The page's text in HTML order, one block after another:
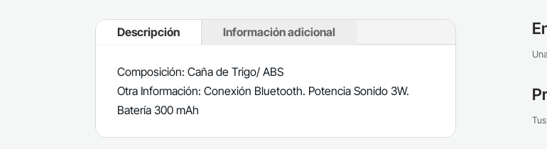
Descripción Información adicional
Composición: Caña de Trigo/ ABS
Otra Información: Conexión Bluetooth. Potencia Sonido 3W.
Batería 300 mAh